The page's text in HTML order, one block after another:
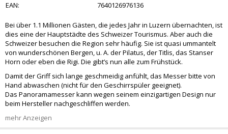
EAN:
7640126976136
Bei über 1.1 Millionen Gästen, die jedes Jahr in Luzern übernachten, ist
dies eine der Hauptstädte des Schweizer Tourismus. Aber auch die
Schweizer besuchen die Region sehr häufig. Sie ist quasi ummantelt
von wunderschönen Bergen, u. A. der Pilatus, der Titlis, das Stanser
Horn oder eben die Rigi. Die gibt’s nun alle zum Frühstück.
Damit der Griff sich lange geschmeidig anfühlt, das Messer bitte von
Hand abwaschen (nicht für den Geschirrspüler geeignet).
Das Panoramamesser kann wegen seinem einzigartigen Design nur
beim Hersteller nachgeschliffen werden.
mehr Anzeigen